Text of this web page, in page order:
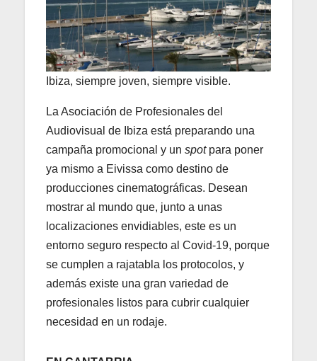
Ibiza, siempre joven, siempre visible.
La Asociación de Profesionales del
Audiovisual de Ibiza está preparando una
campaña promocional y un spotpara poner
ya mismo a Eivissa como destino de
producciones cinematográficas. Desean
mostrar al mundo que, junto a unas
localizaciones envidiables, este es un
entorno seguro respecto al Covid-19, porque
se cumplen a rajatabla los protocolos, y
además existe una gran variedad de
profesionales listos para cubrir cualquier
necesidad en un rodaje.